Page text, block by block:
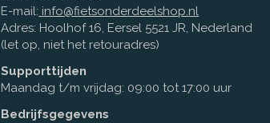
E-mail: info@fietsonderdeelshop.nl
Adres: Hoolhof 16, Eersel 5521 JR, Nederland
(let op, niet het retouradres)
Supporttijden
Maandag t/m vrijdag: 09:00 tot 17:00 uur
Bedrijfsgegevens